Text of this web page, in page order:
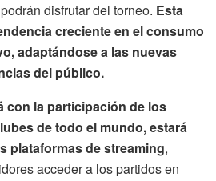
disfrutar del torneo. Esta
creciente en el consumo
adaptándose a las nuevas
del público.
con la participación de los
de todo el mundo, estará
plataformas de streaming,
acceder a los partidos en